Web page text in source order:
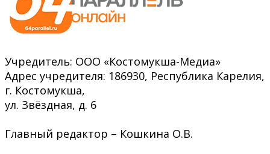
Учредитель: ООО «Костомукша-Медиа»
Адрес учредителя: 186930, Республика Карелия,
г. Костомукша,
ул. Звёздная, д. 6
Главный редактор – Кошкина О.В.